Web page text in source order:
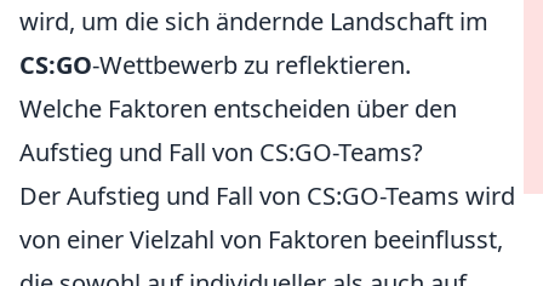
wird, um die sich ändernde Landschaft im
CS:GO-Wettbewerb zu reflektieren.
Welche Faktoren entscheiden über den
Aufstieg und Fall von CS:GO-Teams?
Der Aufstieg und Fall von CS:GO-Teams wird
von einer Vielzahl von Faktoren beeinflusst,